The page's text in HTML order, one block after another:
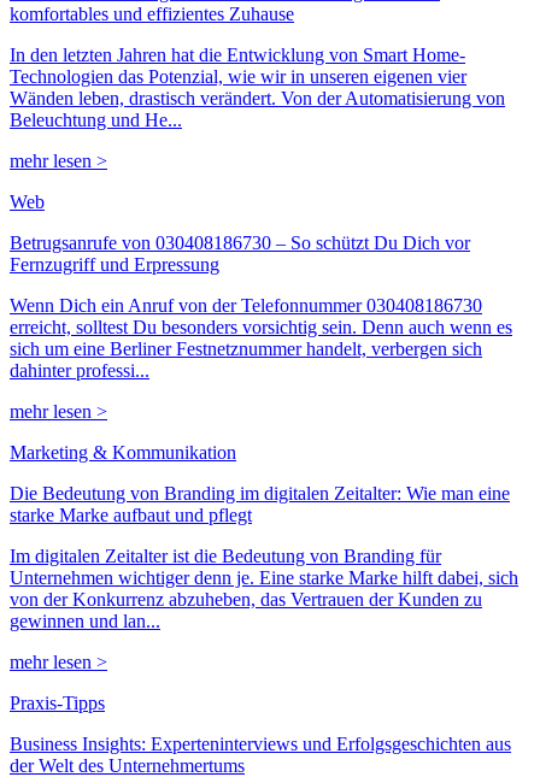
komfortables und effizientes Zuhause
In den letzten Jahren hat die Entwicklung von Smart Home-
Technologien das Potenzial, wie wir in unseren eigenen vier
Wänden leben, drastisch verändert. Von der Automatisierung von
Beleuchtung und He...
mehr lesen >
Web
Betrugsanrufe von 030408186730 – So schützt Du Dich vor
Fernzugriff und Erpressung
Wenn Dich ein Anruf von der Telefonnummer 030408186730
erreicht, solltest Du besonders vorsichtig sein. Denn auch wenn es
sich um eine Berliner Festnetznummer handelt, verbergen sich
dahinter professi...
mehr lesen >
Marketing & Kommunikation
Die Bedeutung von Branding im digitalen Zeitalter: Wie man eine
starke Marke aufbaut und pflegt
Im digitalen Zeitalter ist die Bedeutung von Branding für
Unternehmen wichtiger denn je. Eine starke Marke hilft dabei, sich
von der Konkurrenz abzuheben, das Vertrauen der Kunden zu
gewinnen und lan...
mehr lesen >
Praxis-Tipps
Business Insights: Experteninterviews und Erfolgsgeschichten aus
der Welt des Unternehmertums